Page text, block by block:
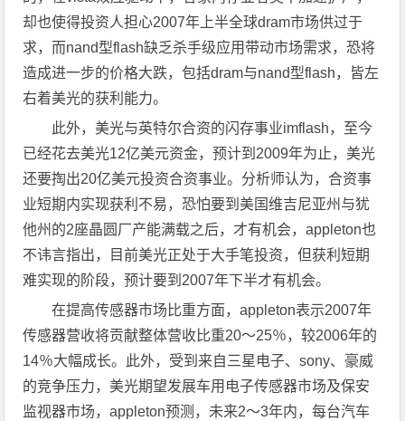
却也使得投资人担心2007年上半全球dram市场供过于
求，而nand型flash缺乏杀手级应用带动市场需求，恐将
造成进一步的价格大跌，包括dram与nand型flash，皆左
右着美光的获利能力。
此外，美光与英特尔合资的闪存事业imflash，至今
已经花去美光12亿美元资金，预计到2009年为止，美光
还要掏出20亿美元投资合资事业。分析师认为，合资事
业短期内实现获利不易，恐怕要到美国维吉尼亚州与犹
他州的2座晶圆厂产能满载之后，才有机会，appleton也
不讳言指出，目前美光正处于大手笔投资，但获利短期
难实现的阶段，预计要到2007年下半才有机会。
在提高传感器市场比重方面，appleton表示2007年
传感器营收将贡献整体营收比重20～25％，较2006年的
14％大幅成长。此外，受到来自三星电子、sony、豪威
的竞争压力，美光期望发展车用电子传感器市场及保安
监视器市场，appleton预测，未来2～3年内，每台汽车